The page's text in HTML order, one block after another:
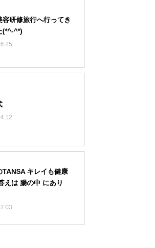
容研修旅行へ行ってき
(*^-^*)
TANSA キレイも健康
えは 腸の中 にあり